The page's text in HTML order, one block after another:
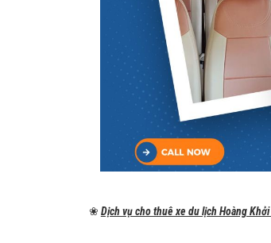
❀ Dịch vụ cho thuê xe du lịch Hoàng Khởi